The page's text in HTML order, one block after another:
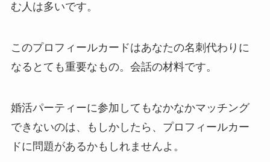
む人は多いです。
このプロフィールカードはあなたの名刺代わりに
なるとても重要なもの。会話の材料です。
婚活パーティーに参加してもなかなかマッチング
できないのは、もしかしたら、プロフィールカー
ドに問題があるかもしれませんよ。